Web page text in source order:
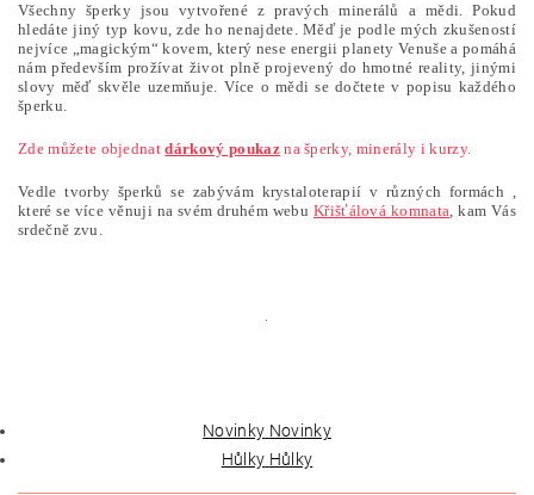
Všechny šperky jsou vytvořené z pravých minerálů a mědi. Pokud
hledáte jiný typ kovu, zde ho nenajdete. Měď je podle mých zkušeností
nejvíce „magickým“ kovem, který nese energii planety Venuše a pomáhá
nám především prožívat život plně projevený do hmotné reality, jinými
slovy měď skvěle uzemňuje. Více o mědi se dočtete v popisu každého
šperku.
Zde můžete objednatdárkový poukazna šperky, minerály i kurzy.
Vedle tvorby šperků se zabývám krystaloterapií v různých formách ,
které se více věnuji na svém druhém webu Křišťálová komnata, kam Vás
srdečně zvu.
.
Novinky Novinky
Hůlky Hůlky